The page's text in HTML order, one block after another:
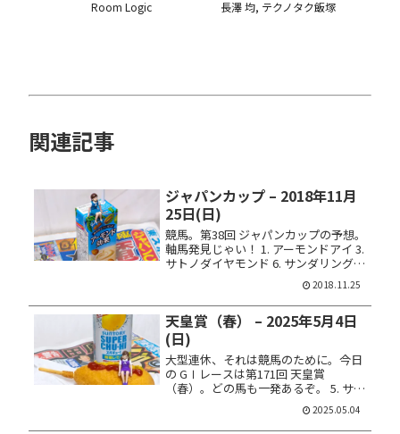
関連記事
ジャパンカップ – 2018年11月
25日(日)
競馬。第38回 ジャパンカップの予想。
軸馬発見じゃい！ 1. アーモンドアイ 3.
サトノダイヤモンド 6. サンダリングブ
ルー 9. キセキ 11. スワーヴリチャード
14. ウインテンダネス 馬券はアーモン
ドアイを軸にした３連複流し ...
2018.11.25
天皇賞（春） – 2025年5月4日
(日)
大型連休、それは競馬のために。今日
の GⅠレースは第171回 天皇賞
（春）。どの馬も一発あるぞ。 5. サン
ライズアース 6. ヘデントール 8. ショ
ウナンラプンタ 11. マイネルエンペラ
2025.05.04